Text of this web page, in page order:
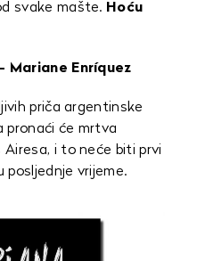
svake mašte. Hoću
Mariane Enríquez
priča argentinske
pronaći će mrtva
i to neće biti prvi
posljednje vrijeme.